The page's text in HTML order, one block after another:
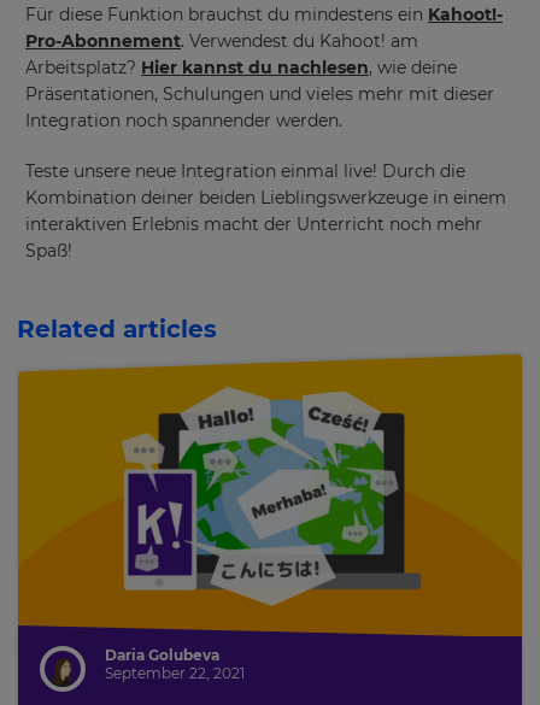
Für diese Funktion brauchst du mindestens ein Kahoot!-
Pro-Abonnement. Verwendest du Kahoot! am
Arbeitsplatz? Hier kannst du nachlesen, wie deine
Präsentationen, Schulungen und vieles mehr mit dieser
Integration noch spannender werden.
Teste unsere neue Integration einmal live! Durch die
Kombination deiner beiden Lieblingswerkzeuge in einem
interaktiven Erlebnis macht der Unterricht noch mehr
Spaß!
Related articles
Daria Golubeva
September 22, 2021
set
your
country
for
tax
purposes.
Choose
your
the
site.
Cancel
Save
Settings